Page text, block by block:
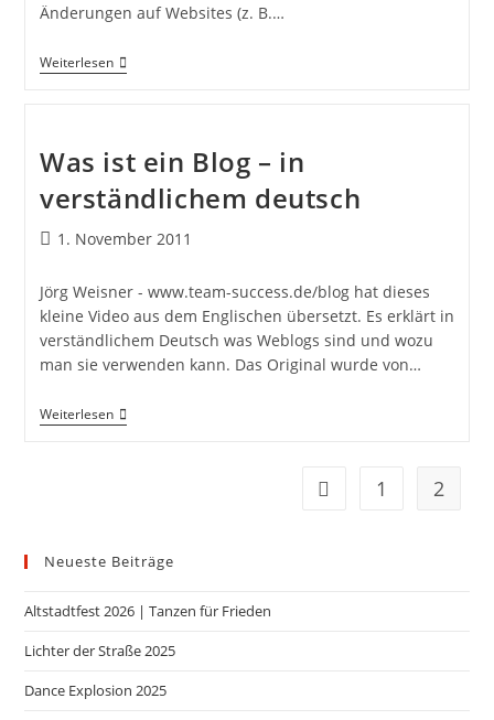
Änderungen auf Websites (z. B.…
Weiterlesen
Was ist ein Blog – in
verständlichem deutsch
1. November 2011
Jörg Weisner - www.team-success.de/blog hat dieses
kleine Video aus dem Englischen übersetzt. Es erklärt in
verständlichem Deutsch was Weblogs sind und wozu
man sie verwenden kann. Das Original wurde von…
Weiterlesen
1 2
Neueste Beiträge
Altstadtfest 2026 | Tanzen für Frieden
Lichter der Straße 2025
Dance Explosion 2025